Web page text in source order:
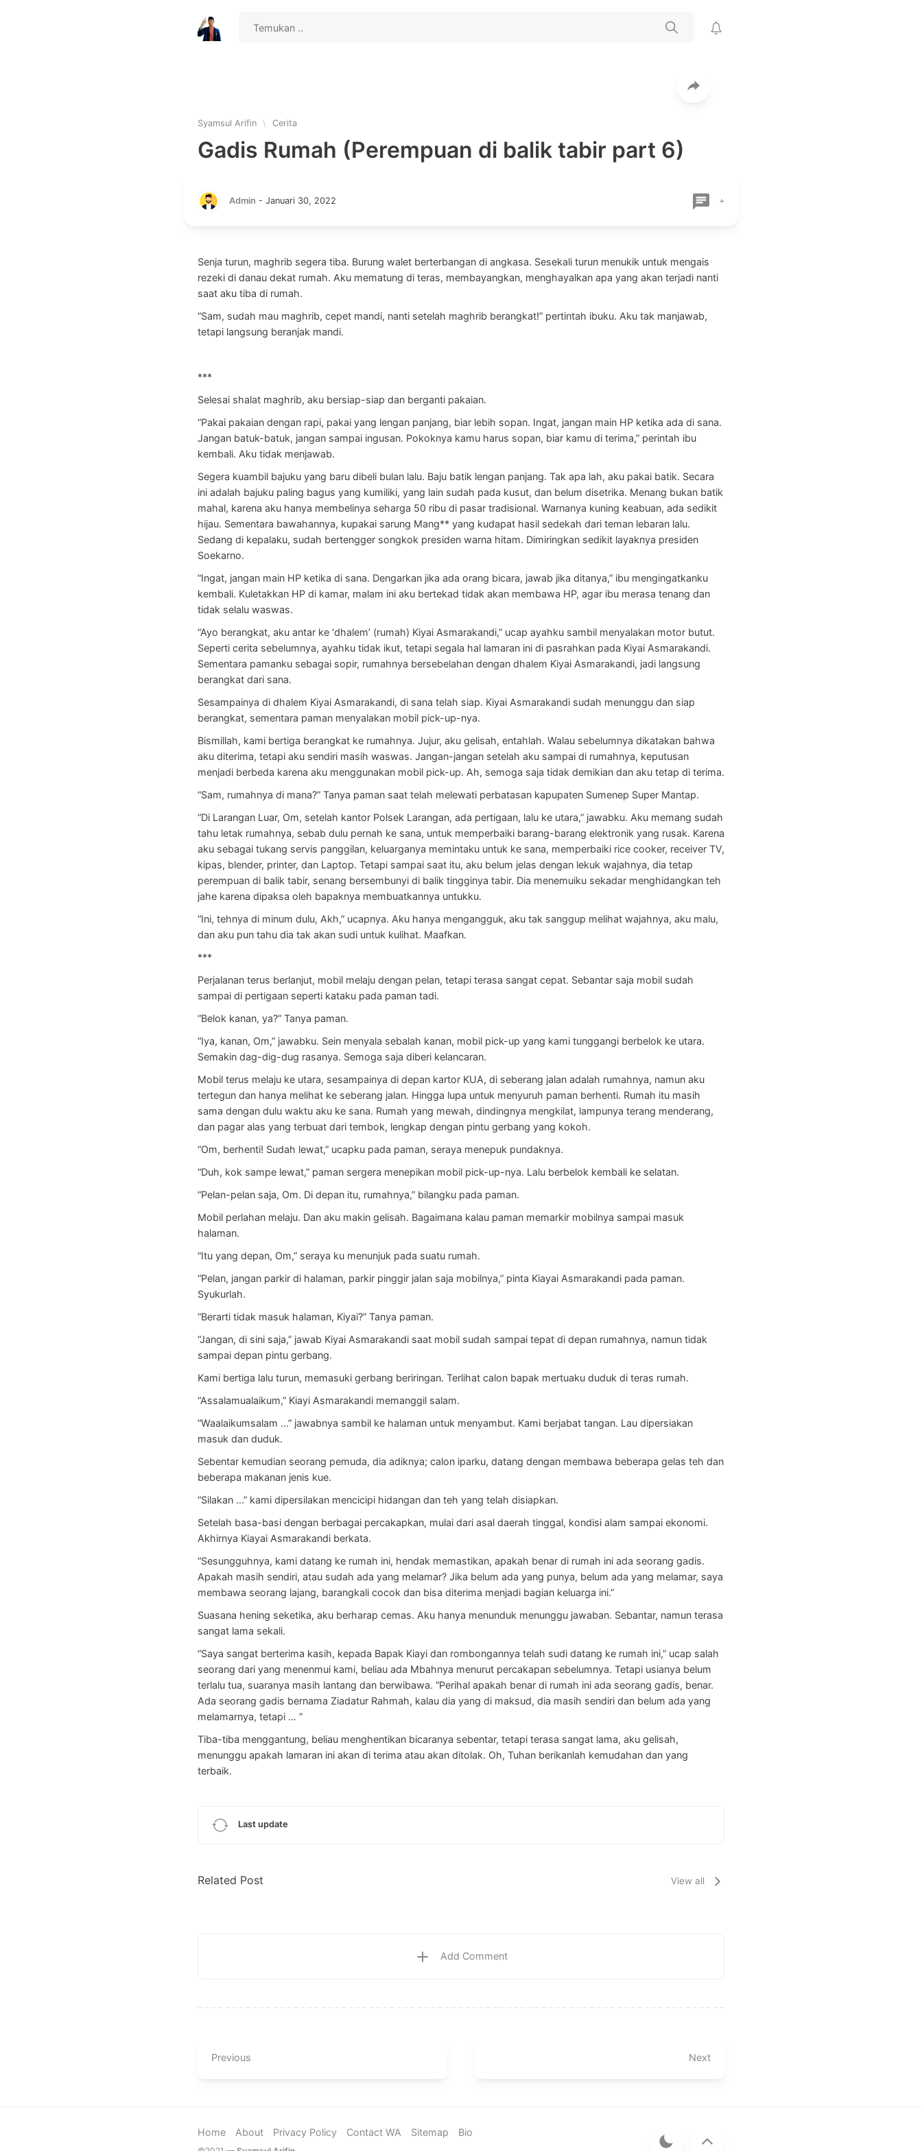
Syamsul Arifin \ Cerita
Gadis Rumah (Perempuan di balik tabir part 6)
Admin - Januari 30, 2022 +
Senja turun, maghrib segera tiba. Burung walet berterbangan di angkasa. Sesekali turun menukik untuk mengais
rezeki di danau dekat rumah. Aku mematung di teras, membayangkan, menghayalkan apa yang akan terjadi nanti
saat aku tiba di rumah.
“Sam, sudah mau maghrib, cepet mandi, nanti setelah maghrib berangkat!” pertintah ibuku. Aku tak manjawab,
tetapi langsung beranjak mandi.
***
Selesai shalat maghrib, aku bersiap-siap dan berganti pakaian.
“Pakai pakaian dengan rapi, pakai yang lengan panjang, biar lebih sopan. Ingat, jangan main HP ketika ada di sana.
Jangan batuk-batuk, jangan sampai ingusan. Pokoknya kamu harus sopan, biar kamu di terima,” perintah ibu
kembali. Aku tidak menjawab.
Segera kuambil bajuku yang baru dibeli bulan lalu. Baju batik lengan panjang. Tak apa lah, aku pakai batik. Secara
ini adalah bajuku paling bagus yang kumiliki, yang lain sudah pada kusut, dan belum disetrika. Menang bukan batik
mahal, karena aku hanya membelinya seharga 50 ribu di pasar tradisional. Warnanya kuning keabuan, ada sedikit
hijau. Sementara bawahannya, kupakai sarung Mang** yang kudapat hasil sedekah dari teman lebaran lalu.
Sedang di kepalaku, sudah bertengger songkok presiden warna hitam. Dimiringkan sedikit layaknya presiden
Soekarno.
“Ingat, jangan main HP ketika di sana. Dengarkan jika ada orang bicara, jawab jika ditanya,” ibu mengingatkanku
kembali. Kuletakkan HP di kamar, malam ini aku bertekad tidak akan membawa HP, agar ibu merasa tenang dan
tidak selalu waswas.
“Ayo berangkat, aku antar ke ‘dhalem’ (rumah) Kiyai Asmarakandi,” ucap ayahku sambil menyalakan motor butut.
Seperti cerita sebelumnya, ayahku tidak ikut, tetapi segala hal lamaran ini di pasrahkan pada Kiyai Asmarakandi.
Sementara pamanku sebagai sopir, rumahnya bersebelahan dengan dhalem Kiyai Asmarakandi, jadi langsung
berangkat dari sana.
Sesampainya di dhalem Kiyai Asmarakandi, di sana telah siap. Kiyai Asmarakandi sudah menunggu dan siap
berangkat, sementara paman menyalakan mobil pick-up-nya.
Bismillah, kami bertiga berangkat ke rumahnya. Jujur, aku gelisah, entahlah. Walau sebelumnya dikatakan bahwa
aku diterima, tetapi aku sendiri masih waswas. Jangan-jangan setelah aku sampai di rumahnya, keputusan
menjadi berbeda karena aku menggunakan mobil pick-up. Ah, semoga saja tidak demikian dan aku tetap di terima.
“Sam, rumahnya di mana?” Tanya paman saat telah melewati perbatasan kapupaten Sumenep Super Mantap.
“Di Larangan Luar, Om, setelah kantor Polsek Larangan, ada pertigaan, lalu ke utara,” jawabku. Aku memang sudah
tahu letak rumahnya, sebab dulu pernah ke sana, untuk memperbaiki barang-barang elektronik yang rusak. Karena
aku sebagai tukang servis panggilan, keluarganya memintaku untuk ke sana, memperbaiki rice cooker, receiver TV,
kipas, blender, printer, dan Laptop. Tetapi sampai saat itu, aku belum jelas dengan lekuk wajahnya, dia tetap
perempuan di balik tabir, senang bersembunyi di balik tingginya tabir. Dia menemuiku sekadar menghidangkan teh
jahe karena dipaksa oleh bapaknya membuatkannya untukku.
“Ini, tehnya di minum dulu, Akh,” ucapnya. Aku hanya mengangguk, aku tak sanggup melihat wajahnya, aku malu,
dan aku pun tahu dia tak akan sudi untuk kulihat. Maafkan.
***
Perjalanan terus berlanjut, mobil melaju dengan pelan, tetapi terasa sangat cepat. Sebantar saja mobil sudah
sampai di pertigaan seperti kataku pada paman tadi.
“Belok kanan, ya?” Tanya paman.
“Iya, kanan, Om,” jawabku. Sein menyala sebalah kanan, mobil pick-up yang kami tunggangi berbelok ke utara.
Semakin dag-dig-dug rasanya. Semoga saja diberi kelancaran.
Mobil terus melaju ke utara, sesampainya di depan kartor KUA, di seberang jalan adalah rumahnya, namun aku
tertegun dan hanya melihat ke seberang jalan. Hingga lupa untuk menyuruh paman berhenti. Rumah itu masih
sama dengan dulu waktu aku ke sana. Rumah yang mewah, dindingnya mengkilat, lampunya terang menderang,
dan pagar alas yang terbuat dari tembok, lengkap dengan pintu gerbang yang kokoh.
“Om, berhenti! Sudah lewat,” ucapku pada paman, seraya menepuk pundaknya.
“Duh, kok sampe lewat,” paman sergera menepikan mobil pick-up-nya. Lalu berbelok kembali ke selatan.
“Pelan-pelan saja, Om. Di depan itu, rumahnya,” bilangku pada paman.
Mobil perlahan melaju. Dan aku makin gelisah. Bagaimana kalau paman memarkir mobilnya sampai masuk
halaman.
“Itu yang depan, Om,” seraya ku menunjuk pada suatu rumah.
“Pelan, jangan parkir di halaman, parkir pinggir jalan saja mobilnya,” pinta Kiayai Asmarakandi pada paman.
Syukurlah.
“Berarti tidak masuk halaman, Kiyai?” Tanya paman.
“Jangan, di sini saja,” jawab Kiyai Asmarakandi saat mobil sudah sampai tepat di depan rumahnya, namun tidak
sampai depan pintu gerbang.
Kami bertiga lalu turun, memasuki gerbang beriringan. Terlihat calon bapak mertuaku duduk di teras rumah.
“Assalamualaikum,” Kiayi Asmarakandi memanggil salam.
“Waalaikumsalam …” jawabnya sambil ke halaman untuk menyambut. Kami berjabat tangan. Lau dipersiakan
masuk dan duduk.
Sebentar kemudian seorang pemuda, dia adiknya; calon iparku, datang dengan membawa beberapa gelas teh dan
beberapa makanan jenis kue.
“Silakan …” kami dipersilakan mencicipi hidangan dan teh yang telah disiapkan.
Setelah basa-basi dengan berbagai percakapkan, mulai dari asal daerah tinggal, kondisi alam sampai ekonomi.
Akhirnya Kiayai Asmarakandi berkata.
“Sesungguhnya, kami datang ke rumah ini, hendak memastikan, apakah benar di rumah ini ada seorang gadis.
Apakah masih sendiri, atau sudah ada yang melamar? Jika belum ada yang punya, belum ada yang melamar, saya
membawa seorang lajang, barangkali cocok dan bisa diterima menjadi bagian keluarga ini.”
Suasana hening seketika, aku berharap cemas. Aku hanya menunduk menunggu jawaban. Sebantar, namun terasa
sangat lama sekali.
“Saya sangat berterima kasih, kepada Bapak Kiayi dan rombongannya telah sudi datang ke rumah ini,” ucap salah
seorang dari yang menenmui kami, beliau ada Mbahnya menurut percakapan sebelumnya. Tetapi usianya belum
terlalu tua, suaranya masih lantang dan berwibawa. “Perihal apakah benar di rumah ini ada seorang gadis, benar.
Ada seorang gadis bernama Ziadatur Rahmah, kalau dia yang di maksud, dia masih sendiri dan belum ada yang
melamarnya, tetapi … ”
Tiba-tiba menggantung, beliau menghentikan bicaranya sebentar, tetapi terasa sangat lama, aku gelisah,
menunggu apakah lamaran ini akan di terima atau akan ditolak. Oh, Tuhan berikanlah kemudahan dan yang
terbaik.
Last update
Related Post View all
Add Comment
Previous Next
Home About Privacy Policy Contact WA Sitemap Bio